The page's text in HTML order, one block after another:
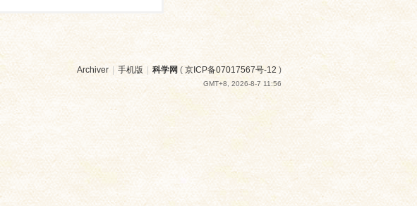
Archiver | 手机版 | 科学网 ( 京ICP备07017567号-12 )
GMT+8, 2026-8-7 11:56